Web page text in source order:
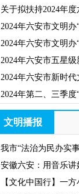
关于拟扶持2024年
2024年六安市文明办
2024年六安市文明办
2024年六安市五星
2024年六安市新时
2024年第二、三季度
文明播报
我市“法治为民办实
安徽六安：用音乐讲
【文化中国行】一